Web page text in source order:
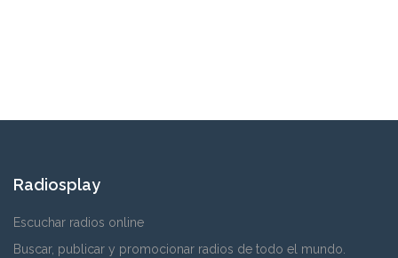
Radiosplay
Escuchar radios online
Buscar, publicar y promocionar radios de todo el mundo.